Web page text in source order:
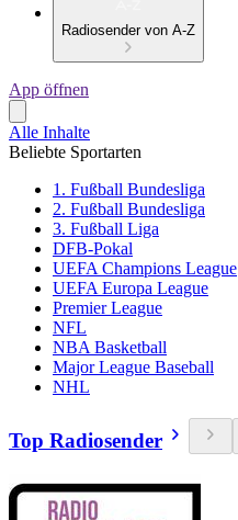
Radiosender von A-Z
App öffnen
Alle Inhalte
Beliebte Sportarten
1. Fußball Bundesliga
2. Fußball Bundesliga
3. Fußball Liga
DFB-Pokal
UEFA Champions League
UEFA Europa League
Premier League
NFL
NBA Basketball
Major League Baseball
NHL
Top Radiosender